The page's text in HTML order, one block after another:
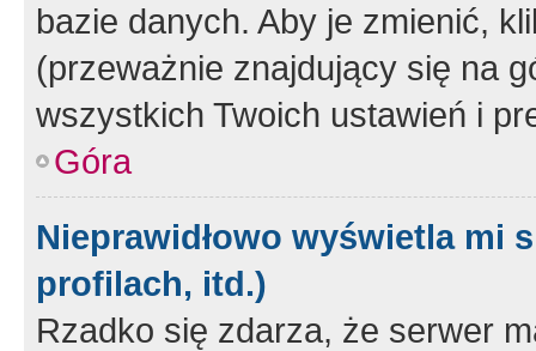
bazie danych. Aby je zmienić,
(przeważnie znajdujący się na
wszystkich Twoich ustawień i
Góra
Nieprawidłowo wyświetla mi
profilach, itd.)
Rzadko się zdarza, że serwer